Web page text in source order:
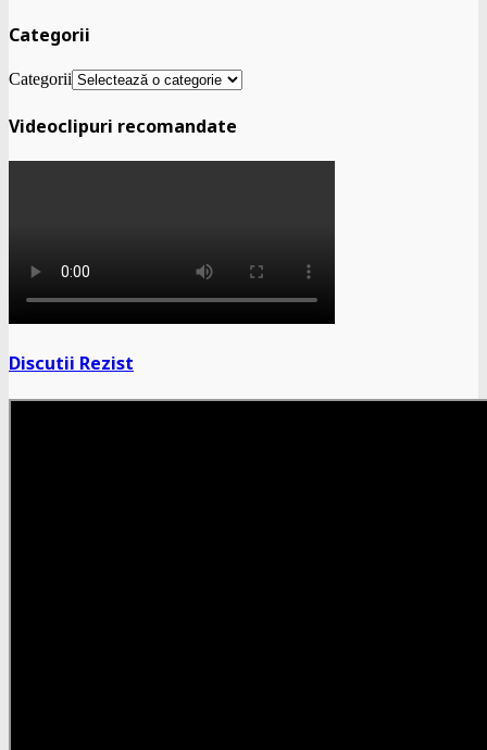
Categorii
Categorii
Videoclipuri recomandate
Discutii Rezist